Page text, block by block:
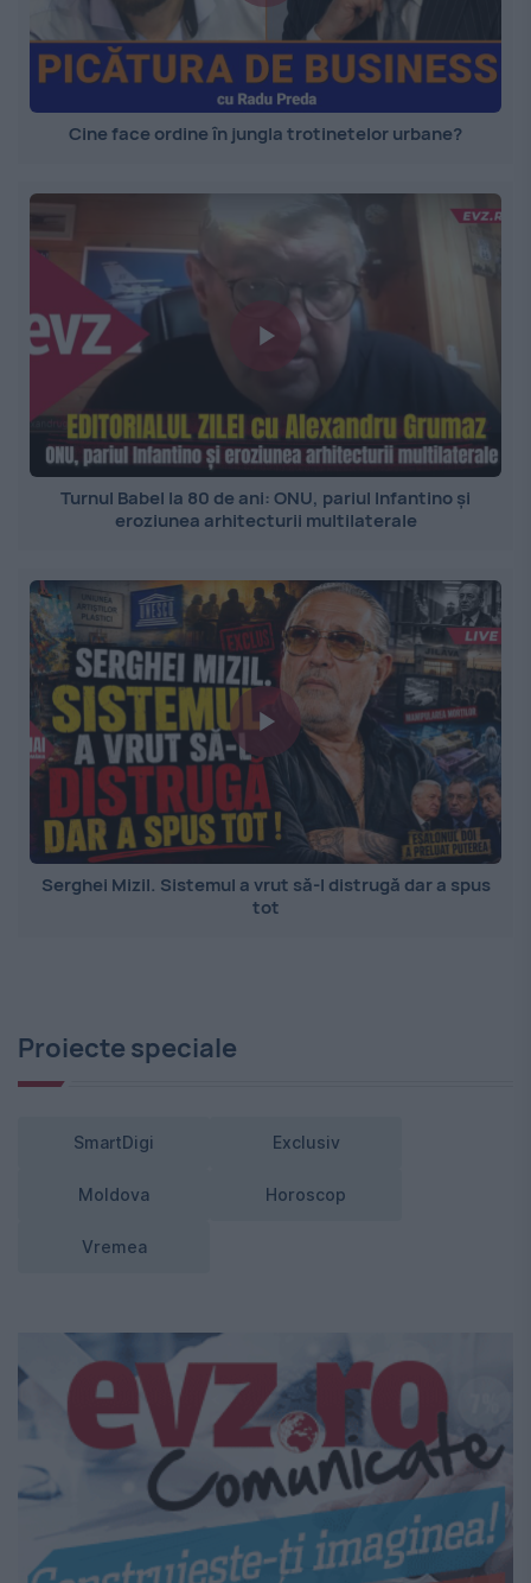
Cine face ordine în jungla trotinetelor urbane?
Turnul Babel la 80 de ani: ONU, pariul Infantino și
eroziunea arhitecturii multilaterale
Serghei Mizil. Sistemul a vrut să-l distrugă dar a spus
tot
Proiecte speciale
SmartDigi Exclusiv
Moldova Horoscop
Vremea